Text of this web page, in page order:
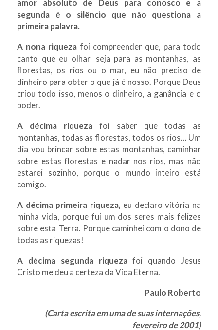
amor absoluto de Deus para conosco e a
segunda é o silêncio que não questiona a
primeira palavra.
A nona riqueza foi compreender que, para todo
canto que eu olhar, seja para as montanhas, as
florestas, os rios ou o mar, eu não preciso de
dinheiro para obter o que já é nosso. Porque Deus
criou todo isso, menos o dinheiro, a ganância e o
poder.
A décima riqueza foi saber que todas as
montanhas, todas as florestas, todos os rios… Um
dia vou brincar sobre estas montanhas, caminhar
sobre estas florestas e nadar nos rios, mas não
estarei sozinho, porque o mundo inteiro está
comigo.
A décima primeira riqueza, eu declaro vitória na
minha vida, porque fui um dos seres mais felizes
sobre esta Terra. Porque caminhei com o dono de
todas as riquezas!
A décima segunda riquezafoi quando Jesus
Cristo me deu a certeza da Vida Eterna.
Paulo Roberto
(Carta escrita em uma de suas internações,
fevereiro de 2001)